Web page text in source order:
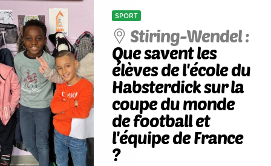
SPORT
Stiring-Wendel :
Que savent les
élèves de l'école du
Habsterdick sur la
coupe du monde
de football et
l'équipe de France
?